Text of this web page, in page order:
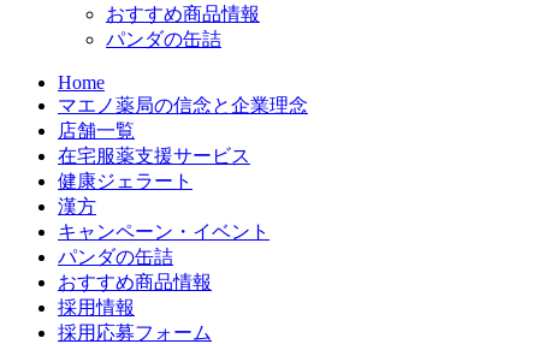
おすすめ商品情報
パンダの缶詰
Home
マエノ薬局の信念と企業理念
店舗一覧
在宅服薬支援サービス
健康ジェラート
漢方
キャンペーン・イベント
パンダの缶詰
おすすめ商品情報
採用情報
採用応募フォーム